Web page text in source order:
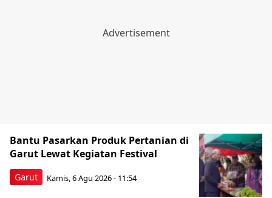
Garut
Bantu Pasarkan Produk Pertanian di
Garut Lewat Kegiatan Festival
Kamis, 6 Agu 2026 - 11:54